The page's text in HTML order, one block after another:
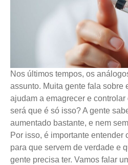
Nos últimos tempos, os
assunto. Muita gente fala sobre
ajudam a emagrecer e
será que é só isso? A gente
aumentado bastante, e nem
Por isso, é importante entender
para que servem de verdade e
gente precisa ter. Vamos falar